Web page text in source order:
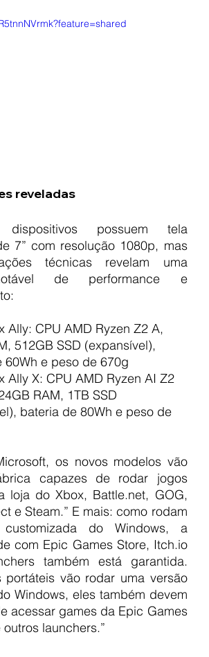
reveladas
possuem tela
7” com resolução 1080p, mas
técnicas revelam uma
de performance e
Ally: CPU AMD Ryzen Z2 A,
512GB SSD (expansível),
60Wh e peso de 670g
Ally X: CPU AMD Ryzen AI Z2
RAM, 1TB SSD
bateria de 80Wh e peso de
os novos modelos vão
capazes de rodar jogos
loja do Xbox, Battle.net, GOG,
e Steam.” E mais: como rodam
do Windows, a
com Epic Games Store, Itch.io
também está garantida.
portáteis vão rodar uma versão
Windows, eles também devem
acessar games da Epic Games
launchers.”